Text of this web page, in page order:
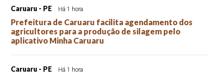
Caruaru - PE Há 1 hora
Prefeitura de Caruaru facilita agendamento dos
agricultores para a produção de silagem pelo
aplicativo Minha Caruaru
Caruaru - PE Há 1 hora